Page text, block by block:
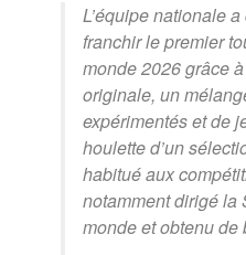
L’équipe nationale
franchir le premier
monde 2026 grâce
originale, un
expérimentés et de
houlette d’un
habitué aux
notamment dirigé la
monde et obtenu de